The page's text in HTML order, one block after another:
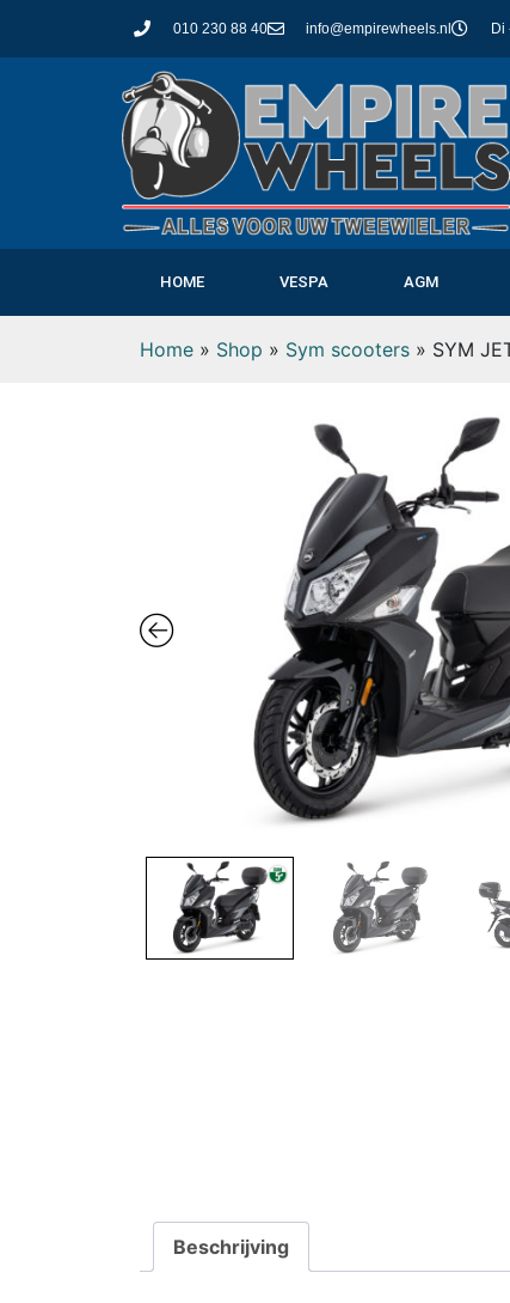
010 230 88 40 info@empirewheels.nl Di
HOME VESPA AGM
Home » Shop » Sym scooters » SYM
Beschrijving